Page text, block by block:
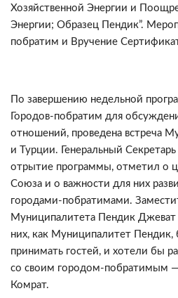
Хозяйственной Энергии и
Энергии; Образец Пендик”.
побратим и Вручение
По завершению недельной
Городов-побратим для
отношений, проведена встреча
и Турции. Генеральный
отрытие программы, отметил о
Союзa и o важности для них
городами-побратимами.
Муниципалитетa Пендик
них, как Муниципалитет Пендик,
принимать гостей, и хотели бы
сo своим городом-побратимым
Комрат.